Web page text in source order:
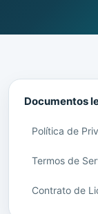
Documentos
Política de
Termos de
Contrato de